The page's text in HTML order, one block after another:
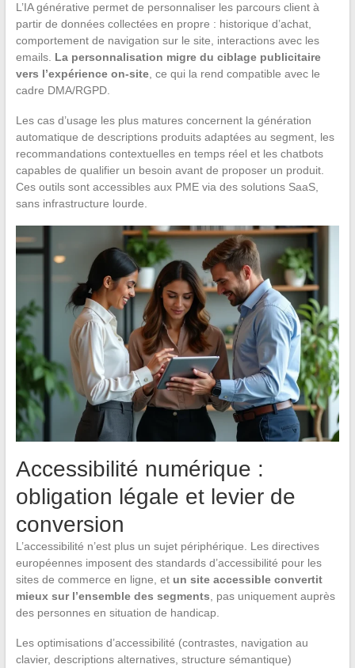
L’IA générative permet de personnaliser les parcours client à
partir de données collectées en propre : historique d’achat,
comportement de navigation sur le site, interactions avec les
emails. La personnalisation migre du ciblage publicitaire
vers l’expérience on-site, ce qui la rend compatible avec le
cadre DMA/RGPD.
Les cas d’usage les plus matures concernent la génération
automatique de descriptions produits adaptées au segment, les
recommandations contextuelles en temps réel et les chatbots
capables de qualifier un besoin avant de proposer un produit.
Ces outils sont accessibles aux PME via des solutions SaaS,
sans infrastructure lourde.
Accessibilité numérique :
obligation légale et levier de
conversion
L’accessibilité n’est plus un sujet périphérique. Les directives
européennes imposent des standards d’accessibilité pour les
sites de commerce en ligne, et un site accessible convertit
mieux sur l’ensemble des segments , pas uniquement auprès
des personnes en situation de handicap.
Les optimisations d’accessibilité (contrastes, navigation au
clavier, descriptions alternatives, structure sémantique)